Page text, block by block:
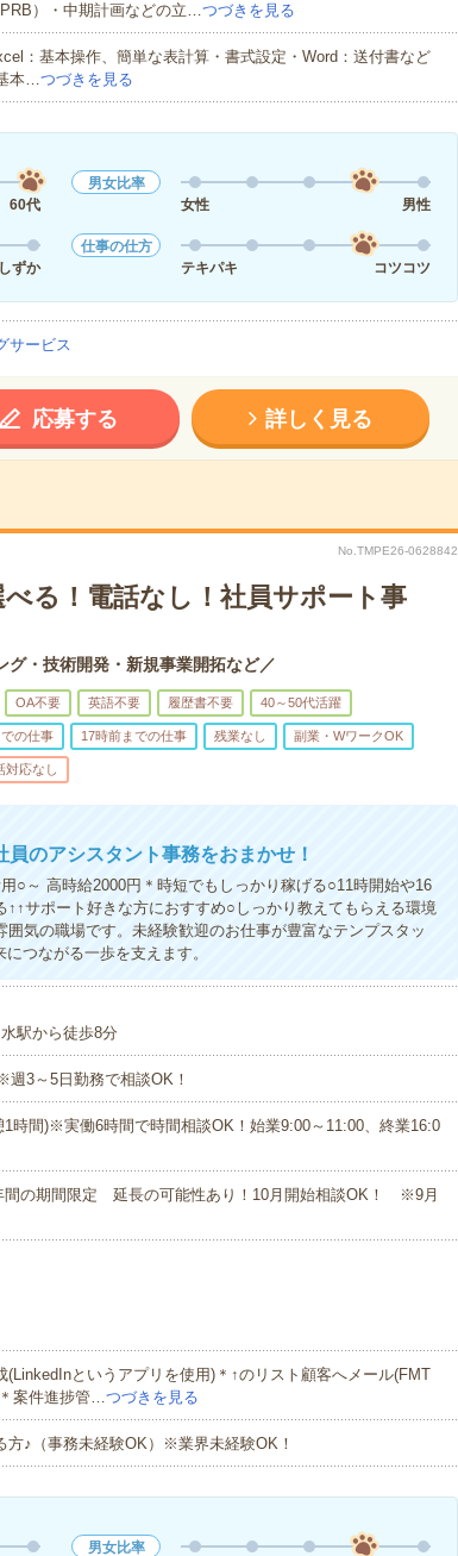
）・中期計画などの立…つづきを見る
：基本操作、簡単な表計算・書式設定・Word：送付書など
本…つづきを見る
60代
男女比率
女性
男性
しずか
仕事の仕方
テキパキ
コツコツ
サービス
応募する 詳しく見る
No.TMPE26-0628842
る！電話なし！社員サポート事
・技術開発・新規事業開拓など／
OA不要 英語不要 履歴書不要 40～50代活躍
の仕事 17時前までの仕事 残業なし 副業・WワークOK
対応なし
のアシスタント事務をおまかせ！
○～ 高時給2000円＊時短でもしっかり稼げる○11時開始や16
サポート好きな方におすすめ○しっかり教えてもらえる環境
気の職場です。未経験歓迎のお仕事が豊富なテンプスタッ
つながる一歩を支えます。
駅から徒歩8分
3～5日勤務で相談OK！
時間)※実働6時間で時間相談OK！始業9:00～11:00、終業16:0
の期間限定 延長の可能性あり！10月開始相談OK！ ※9月
(LinkedInというアプリを使用)＊↑のリスト顧客へメール(FMT
案件進捗管…つづきを見る
方♪（事務未経験OK）※業界未経験OK！
男女比率